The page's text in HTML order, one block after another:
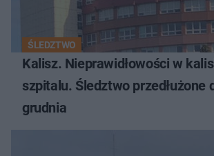
ŚLEDZTWO
Kalisz. Nieprawidłowości w
szpitalu. Śledztwo przedłużone
grudnia